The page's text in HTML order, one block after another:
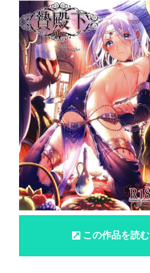
この作品を読む